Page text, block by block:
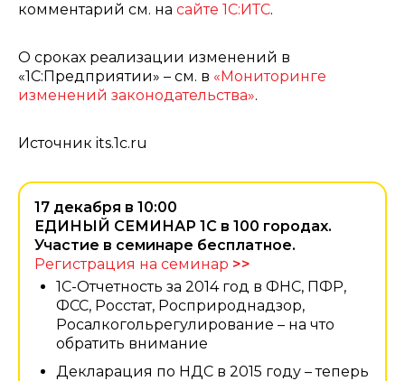
комментарий см. на сайте 1С:ИТС.
О сроках реализации изменений в
«1С:Предприятии» – см. в «Мониторинге
изменений законодательства».
Источник its.1c.ru
17 декабря в 10:00
ЕДИНЫЙ СЕМИНАР 1С в 100 городах.
Участие в семинаре бесплатное.
Регистрация на семинар >>
1С-Отчетность за 2014 год в ФНС, ПФР,
ФСС, Росстат, Росприроднадзор,
Росалкогольрегулирование – на что
обратить внимание
Декларация по НДС в 2015 году – теперь